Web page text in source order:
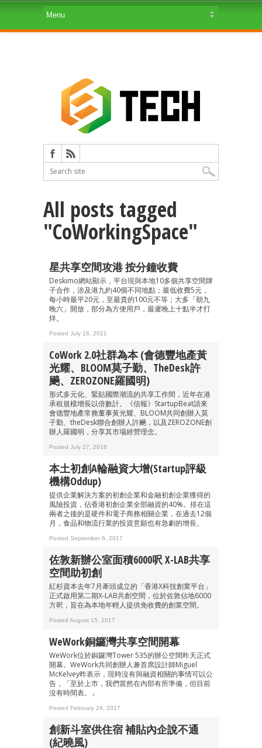
All posts tagged
"CoWorkingSpace"
星共享空間攻港 按分鐘收費
Deskimo網站顯示，平台現與本地10多個共享空間牌
子合作，涉及港九約40個不同地點；最低收費5元，
每小時最平20元，至最貴的100元不等；大多「朝九
晚六」開放，部分為方便用戶，最遲晚上十點半才打
烊。
Posted July 16, 2021
CoWork 2.0社群為本 (會德豐地產黃
光耀、BLOOM莫子勤、theDesk許
飈、ZEROZONE羅國明)
形式多元化、緊貼國際潮流的共享工作間，近年在港
承租規模增長以倍數計。《信報》StartupBeat請來
會德豐地產常務董事黃光耀、BLOOM共同創辦人莫
子勤、theDesk聯合創辦人許飈，以及ZEROZONE創
辦人羅國明，分享其市場經營理念。
Posted July 27, 2018
本土初創A輪融資大增(Startup評級
機構Oddup)
提供企業解決方案的初創企業和金融初創企業獲得的
風險投資，佔香港初創企業全部融資的40%。排在這
兩者之後的是硬件和電子商務相關企業，在過去12個
月，食品和物流行業的投資意願也有急劇的增長。
Posted September 6, 2017
佐敦新辦公室面積6000呎 X-LAB共享
空間助初創
紅杉資本去年7月牽頭成立的「香港X科技創業平台」
正式啟用第二期X-LAB共創空間，位於佐敦佔地6000
方呎，旨在為本地年輕人提供免收費的創業空間。
Posted August 15, 2017
WeWork銅鑼灣共享空間開幕
WeWork位於銅鑼灣Tower 535的辦公空間昨天正式
開幕。WeWork共同創辦人兼首席設計師Miguel
McKelvey昨表示，現時沒有與融資相關的事情可以公
告，「至於上市，我們當然在內部有所準備，但目前
沒有時間表。」
Posted February 24, 2017
創新斗室供住宿 補貼內企說不通
(紀曉風)